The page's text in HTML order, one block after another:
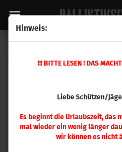
Hinweis:
!!! BITTE LESEN ! DAS
Liebe Schützen/
Es beginnt die Urlaubszeit, das
mal wieder ein wenig länger
wir können es nicht
392218)